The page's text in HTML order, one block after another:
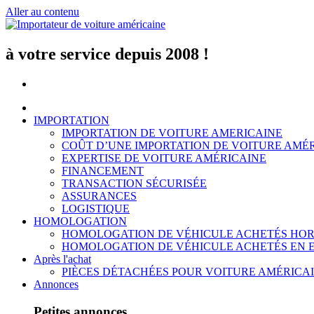
Aller au contenu
à votre service depuis 2008 !
IMPORTATION
IMPORTATION DE VOITURE AMERICAINE
COÛT D’UNE IMPORTATION DE VOITURE
EXPERTISE DE VOITURE AMÉRICAINE
FINANCEMENT
TRANSACTION SÉCURISÉE
ASSURANCES
LOGISTIQUE
HOMOLOGATION
HOMOLOGATION DE VÉHICULE ACHETÉS
HOMOLOGATION DE VÉHICULE ACHETÉS EN
Après l'achat
PIÈCES DÉTACHÉES POUR VOITURE
Annonces